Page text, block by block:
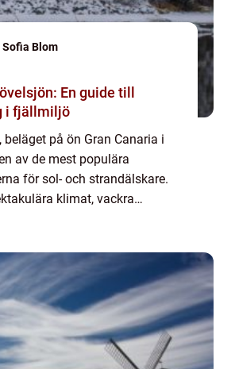
Sofia Blom
En guide till
i fjällmiljö
beläget på ön Gran Canaria i
av de mest populära
för sol- och strandälskare.
klimat, vackra